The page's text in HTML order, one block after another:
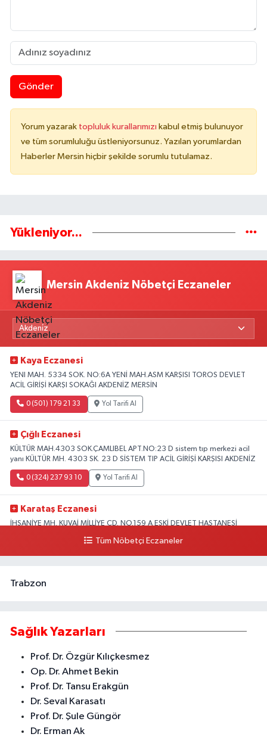
Gönder
Yorum yazarak topluluk kurallarımızı kabul etmiş bulunuyor
ve tüm sorumluluğu üstleniyorsunuz. Yazılan yorumlardan
Haberler Mersin hiçbir şekilde sorumlu tutulamaz.
Yükleniyor...
Mersin Akdeniz Nöbetçi Eczaneler
Kaya Eczanesi
YENI MAH. 5334 SOK. NO:6A YENİ MAH.ASM KARŞISI TOROS DEVLET
ACİL GİRİŞİ KARŞI SOKAĞI AKDENİZ MERSİN
0 (501) 179 21 33 Yol Tarifi Al
Çığlı Eczanesi
KÜLTÜR MAH.4303 SOK.ÇAMLIBEL APT.NO:23 D sistem tıp merkezi acil
yanı KÜLTÜR MH. 4303 SK. 23 D SİSTEM TIP ACİL GİRİŞİ KARŞISI AKDENİZ
0 (324) 237 93 10 Yol Tarifi Al
Karataş Eczanesi
İHSANİYE MH. KUVAİ MİLLİYE CD. NO.159 A ESKİ DEVLET HASTANESİ
Tüm Nöbetçi Eczaneler
Trabzon
Sağlık Yazarları
Prof. Dr. Özgür Kılıçkesmez
Op. Dr. Ahmet Bekin
Prof. Dr. Tansu Erakgün
Dr. Seval Karasatı
Prof. Dr. Şule Güngör
Dr. Erman Ak